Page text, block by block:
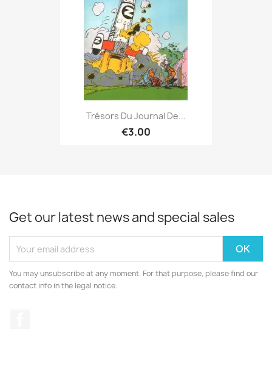
Trésors Du Journal De...
€3.00
Get our latest news and special sales
You may unsubscribe at any moment. For that purpose, please find our
contact info in the legal notice.